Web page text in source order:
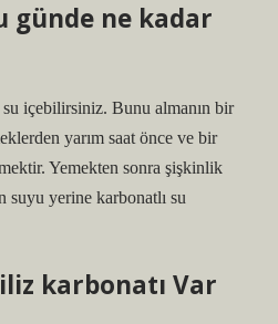
günde ne kadar
içebilirsiniz. Bunu almanın bir
yarım saat önce ve bir
Yemekten sonra şişkinlik
suyu yerine karbonatlı su
karbonatı Var